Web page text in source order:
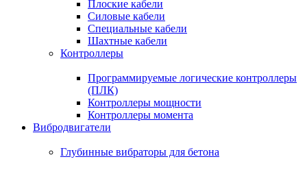
Плоские кабели
Силовые кабели
Специальные кабели
Шахтные кабели
Контроллеры
Программируемые логические контроллеры
(ПЛК)
Контроллеры мощности
Контроллеры момента
Вибродвигатели
Глубинные вибраторы для бетона